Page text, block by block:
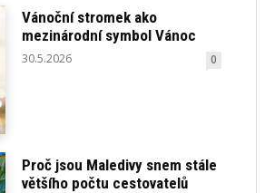
Vánoční stromek ako
mezinárodní symbol Vánoc
30.5.2026 0
Proč jsou Maledivy snem stále
většího počtu cestovatelů